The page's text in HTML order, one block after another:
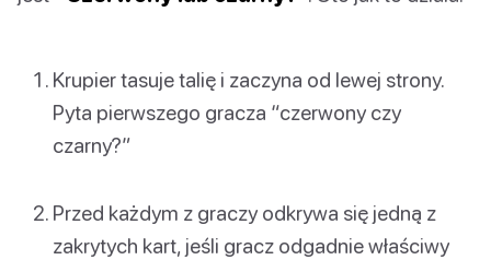
Krupier tasuje talię i zaczyna od lewej strony.
Pyta pierwszego gracza “czerwony czy
czarny?”
Przed każdym z graczy odkrywa się jedną z
zakrytych kart, jeśli gracz odgadnie właściwy